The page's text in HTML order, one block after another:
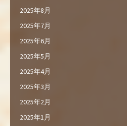
2025年8月
2025年7月
2025年6月
2025年5月
2025年4月
2025年3月
2025年2月
2025年1月